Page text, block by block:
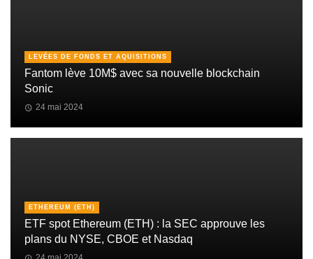
LEVÉES DE FONDS ET AQUISITIONS
Fantom lève 10M$ avec sa nouvelle blockchain
Sonic
24 mai 2024
ETHEREUM (ETH)
ETF spot Ethereum (ETH) : la SEC approuve les
plans du NYSE, CBOE et Nasdaq